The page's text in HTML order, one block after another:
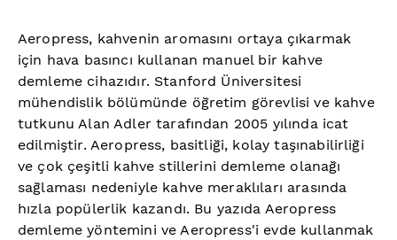
Aeropress, kahvenin aromasını ortaya çıkarmak
için hava basıncı kullanan manuel bir kahve
demleme cihazıdır. Stanford Üniversitesi
mühendislik bölümünde öğretim görevlisi ve kahve
tutkunu Alan Adler tarafından 2005 yılında icat
edilmiştir. Aeropress, basitliği, kolay taşınabilirliği
ve çok çeşitli kahve stillerini demleme olanağı
sağlaması nedeniyle kahve meraklıları arasında
hızla popülerlik kazandı. Bu yazıda Aeropress
demleme yöntemini ve Aeropress'i evde kullanmak